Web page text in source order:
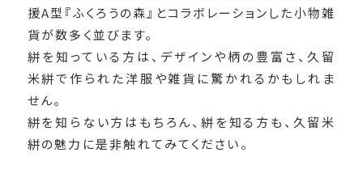
援A型『ふくろうの森』とコラボレーションした小物雑
貨が数多く並びます。
絣を知っている方は、デザインや柄の豊富さ、久留
米絣で作られた洋服や雑貨に驚かれるかもしれま
せん。
絣を知らない方はもちろん、絣を知る方も、久留米
絣の魅力に是非触れてみてください。